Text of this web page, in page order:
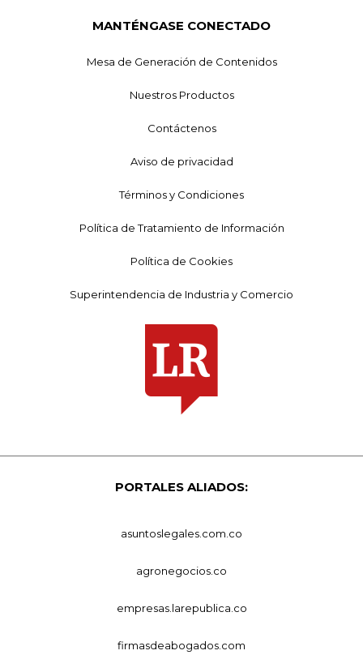
MANTÉNGASE CONECTADO
Mesa de Generación de Contenidos
Nuestros Productos
Contáctenos
Aviso de privacidad
Términos y Condiciones
Política de Tratamiento de Información
Política de Cookies
Superintendencia de Industria y Comercio
PORTALES ALIADOS:
asuntoslegales.com.co
agronegocios.co
empresas.larepublica.co
firmasdeabogados.com